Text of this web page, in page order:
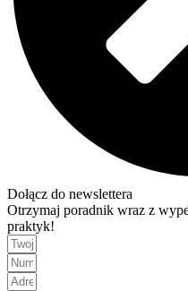
Dołącz do newslettera
Otrzymaj poradnik wraz z
praktyk!